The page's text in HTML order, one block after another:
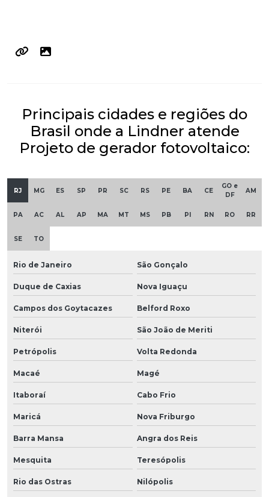
Principais cidades e regiões do
Brasil onde a Lindner atende
Projeto de gerador fotovoltaico:
RJ MG ES SP PR SC RS PE BA CE
GO e
DF
AM
PA AC AL AP MA MT MS PB PI RN RO RR
SE TO
Rio de Janeiro São Gonçalo
Duque de Caxias Nova Iguaçu
Campos dos Goytacazes Belford Roxo
Niterói São João de Meriti
Petrópolis Volta Redonda
Macaé Magé
Itaboraí Cabo Frio
Maricá Nova Friburgo
Barra Mansa Angra dos Reis
Mesquita Teresópolis
Rio das Ostras Nilópolis